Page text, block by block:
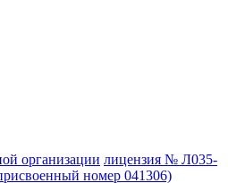
организации лицензия № Л035-
номер 041306)